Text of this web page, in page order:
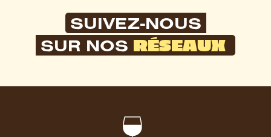
SUIVEZ-NOUS
SUR NOS RÉSEAUX